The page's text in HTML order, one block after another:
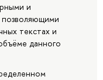
и
позволяющими
текстах и
данного